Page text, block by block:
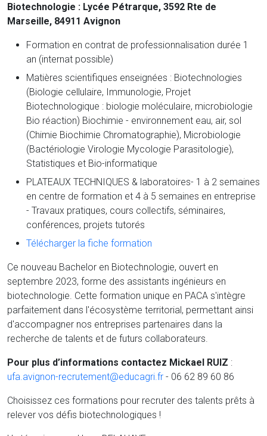
Biotechnologie : Lycée Pétrarque, 3592 Rte de
Marseille, 84911 Avignon
Formation en contrat de professionnalisation durée 1
an (internat possible)
Matières scientifiques enseignées : Biotechnologies
(Biologie cellulaire, Immunologie, Projet
Biotechnologique : biologie moléculaire, microbiologie
Bio réaction) Biochimie - environnement eau, air, sol
(Chimie Biochimie Chromatographie), Microbiologie
(Bactériologie Virologie Mycologie Parasitologie),
Statistiques et Bio-informatique
PLATEAUX TECHNIQUES & laboratoires- 1 à 2 semaines
en centre de formation et 4 à 5 semaines en entreprise
- Travaux pratiques, cours collectifs, séminaires,
conférences, projets tutorés
Télécharger la fiche formation
Ce nouveau Bachelor en Biotechnologie, ouvert en
septembre 2023, forme des assistants ingénieurs en
biotechnologie. Cette formation unique en PACA s'intègre
parfaitement dans l'écosystème territorial, permettant ainsi
d'accompagner nos entreprises partenaires dans la
recherche de talents et de futurs collaborateurs.
Pour plus d’informations contactez Mickael RUIZ :
ufa.avignon-recrutement@educagri.fr - 06 62 89 60 86
Choisissez ces formations pour recruter des talents prêts à
relever vos défis biotechnologiques !